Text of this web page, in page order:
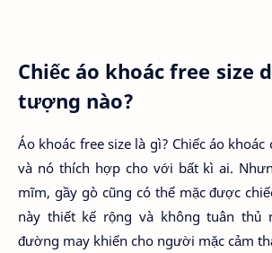
Chiếc áo khoác free size
tượng nào?
Áo khoác free size là gì? Chiếc áo khoác
và nó thích hợp cho với bất kì ai.
mĩm, gầy gò cũng có thể mặc được
này thiết kế rộng và không tuân thủ
đường may khiến cho người mặc cảm